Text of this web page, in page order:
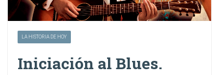
LA HISTORIA DE HOY
Iniciación al Blues.